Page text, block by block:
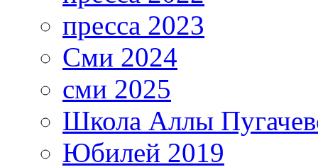
пресса 2023
Сми 2024
сми 2025
Школа Аллы
Юбилей 2019